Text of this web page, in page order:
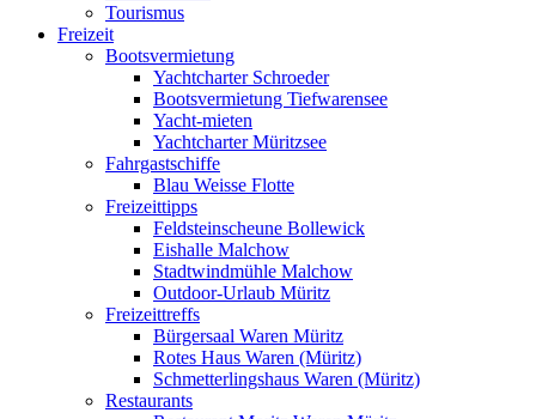
Tourismus
Freizeit
Bootsvermietung
Yachtcharter Schroeder
Bootsvermietung Tiefwarensee
Yacht-mieten
Yachtcharter Müritzsee
Fahrgastschiffe
Blau Weisse Flotte
Freizeittipps
Feldsteinscheune Bollewick
Eishalle Malchow
Stadtwindmühle Malchow
Outdoor-Urlaub Müritz
Freizeittreffs
Bürgersaal Waren Müritz
Rotes Haus Waren (Müritz)
Schmetterlingshaus Waren (Müritz)
Restaurants